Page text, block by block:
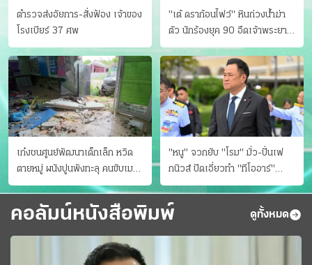
ตำรวจส่งอัยการ-สั่งฟ้อง เจ้าของ
โรงเบียร์ 37 ศพ
"เต้ ดราก้อนไฟว์" หินถ่วงน้ำฆ่า
ตัว นักร้องยุค 90 อืดเจ้าพระยา
แฟนหาตัววุ่น เครียดธุรกิจ!
เก๋งชนศูนย์พัฒนาเด็กเล็ก หวิด
ตายหมู่ ผนังปูนพังทะลุ คนขับเมา
ยา
"หนู" จวกยับ "โรม" มั่ว-ปั่นเฟ
กนิวส์ ปัดเอี่ยวทํา "ทีโออาร์"
ต้นทางโกงสอบฉาว
คอลัมน์หนังสือพิมพ์ ดูทั้งหมด